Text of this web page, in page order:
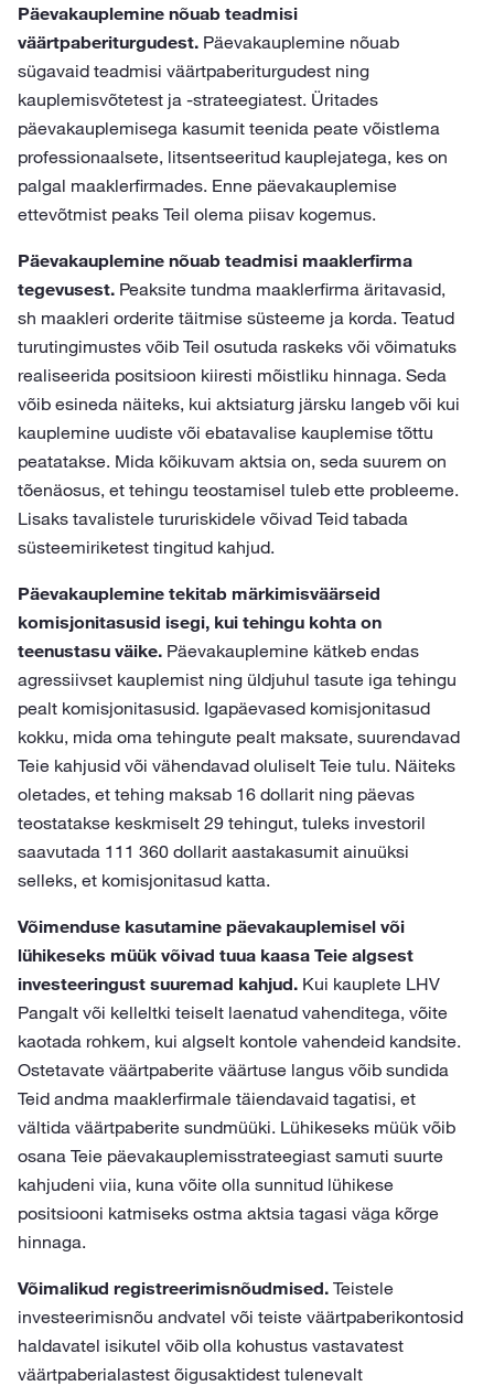
Päevakauplemine nõuab teadmisi
väärtpaberiturgudest. Päevakauplemine nõuab
sügavaid teadmisi väärtpaberiturgudest ning
kauplemisvõtetest ja -strateegiatest. Üritades
päevakauplemisega kasumit teenida peate võistlema
professionaalsete, litsentseeritud kauplejatega, kes on
palgal maaklerfirmades. Enne päevakauplemise
ettevõtmist peaks Teil olema piisav kogemus.
Päevakauplemine nõuab teadmisi maaklerfirma
tegevusest. Peaksite tundma maaklerfirma äritavasid,
sh maakleri orderite täitmise süsteeme ja korda. Teatud
turutingimustes võib Teil osutuda raskeks või võimatuks
realiseerida positsioon kiiresti mõistliku hinnaga. Seda
võib esineda näiteks, kui aktsiaturg järsku langeb või kui
kauplemine uudiste või ebatavalise kauplemise tõttu
peatatakse. Mida kõikuvam aktsia on, seda suurem on
tõenäosus, et tehingu teostamisel tuleb ette probleeme.
Lisaks tavalistele tururiskidele võivad Teid tabada
süsteemiriketest tingitud kahjud.
Päevakauplemine tekitab märkimisväärseid
komisjonitasusid isegi, kui tehingu kohta on
teenustasu väike. Päevakauplemine kätkeb endas
agressiivset kauplemist ning üldjuhul tasute iga tehingu
pealt komisjonitasusid. Igapäevased komisjonitasud
kokku, mida oma tehingute pealt maksate, suurendavad
Teie kahjusid või vähendavad oluliselt Teie tulu. Näiteks
oletades, et tehing maksab 16 dollarit ning päevas
teostatakse keskmiselt 29 tehingut, tuleks investoril
saavutada 111 360 dollarit aastakasumit ainuüksi
selleks, et komisjonitasud katta.
Võimenduse kasutamine päevakauplemisel või
lühikeseks müük võivad tuua kaasa Teie algsest
investeeringust suuremad kahjud. Kui kauplete LHV
Pangalt või kelleltki teiselt laenatud vahenditega, võite
kaotada rohkem, kui algselt kontole vahendeid kandsite.
Ostetavate väärtpaberite väärtuse langus võib sundida
Teid andma maaklerfirmale täiendavaid tagatisi, et
vältida väärtpaberite sundmüüki. Lühikeseks müük võib
osana Teie päevakauplemisstrateegiast samuti suurte
kahjudeni viia, kuna võite olla sunnitud lühikese
positsiooni katmiseks ostma aktsia tagasi väga kõrge
hinnaga.
Võimalikud registreerimisnõudmised. Teistele
investeerimisnõu andvatel või teiste väärtpaberikontosid
haldavatel isikutel võib olla kohustus vastavatest
väärtpaberialastest õigusaktidest tulenevalt